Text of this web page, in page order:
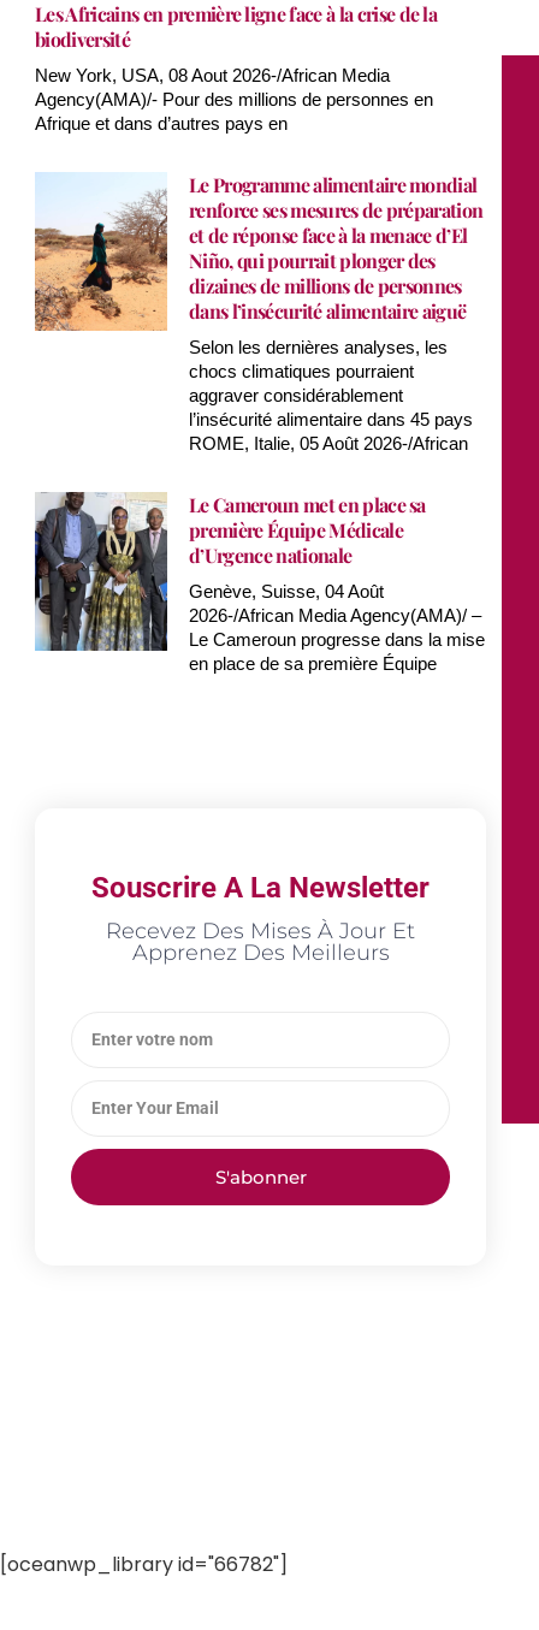
Les Africains en première ligne face à la crise de la
biodiversité
New York, USA, 08 Aout 2026-/African Media
Agency(AMA)/- Pour des millions de personnes en
Afrique et dans d’autres pays en
Le Programme alimentaire mondial
renforce ses mesures de préparation
et de réponse face à la menace d’El
Niño, qui pourrait plonger des
dizaines de millions de personnes
dans l’insécurité alimentaire aiguë
Selon les dernières analyses, les
chocs climatiques pourraient
aggraver considérablement
l’insécurité alimentaire dans 45 pays
ROME, Italie, 05 Août 2026-/African
Le Cameroun met en place sa
première Équipe Médicale
d’Urgence nationale
Genève, Suisse, 04 Août
2026-/African Media Agency(AMA)/ –
Le Cameroun progresse dans la mise
en place de sa première Équipe
Souscrire A La Newsletter
Recevez Des Mises À Jour Et
Apprenez Des Meilleurs
S'abonner
[oceanwp_library id="66782"]